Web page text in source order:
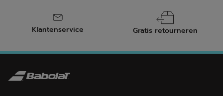
Klantenservice Gratis retourneren